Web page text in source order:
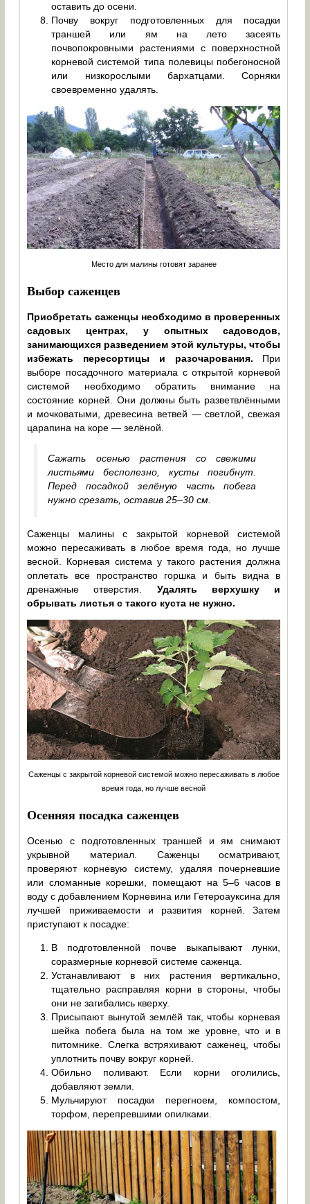
оставить до осени.
Почву вокруг подготовленных для посадки
траншей или ям на лето засеять
почвопокровными растениями с поверхностной
корневой системой типа полевицы побегоносной
или низкорослыми бархатцами. Сорняки
своевременно удалять.
Место для малины готовят заранее
Выбор саженцев
Приобретать саженцы необходимо в проверенных
садовых центрах, у опытных садоводов,
занимающихся разведением этой культуры, чтобы
избежать пересортицы и разочарования. При
выборе посадочного материала с открытой корневой
системой необходимо обратить внимание на
состояние корней. Они должны быть разветвлёнными
и мочковатыми, древесина ветвей — светлой, свежая
царапина на коре — зелёной.
Сажать осенью растения со свежими
листьями бесполезно, кусты погибнут.
Перед посадкой зелёную часть побега
нужно срезать, оставив 25–30 см.
Саженцы малины с закрытой корневой системой
можно пересаживать в любое время года, но лучше
весной. Корневая система у такого растения должна
оплетать все пространство горшка и быть видна в
дренажные отверстия. Удалять верхушку и
обрывать листья с такого куста не нужно.
Саженцы с закрытой корневой системой можно пересаживать в любое
время года, но лучше весной
Осенняя посадка саженцев
Осенью с подготовленных траншей и ям снимают
укрывной материал. Саженцы осматривают,
проверяют корневую систему, удаляя почерневшие
или сломанные корешки, помещают на 5–6 часов в
воду с добавлением Корневина или Гетероауксина для
лучшей приживаемости и развития корней. Затем
приступают к посадке:
В подготовленной почве выкапывают лунки,
соразмерные корневой системе саженца.
Устанавливают в них растения вертикально,
тщательно расправляя корни в стороны, чтобы
они не загибались кверху.
Присыпают вынутой землёй так, чтобы корневая
шейка побега была на том же уровне, что и в
питомнике. Слегка встряхивают саженец, чтобы
уплотнить почву вокруг корней.
Обильно поливают. Если корни оголились,
добавляют земли.
Мульчируют посадки перегноем, компостом,
торфом, перепревшими опилками.